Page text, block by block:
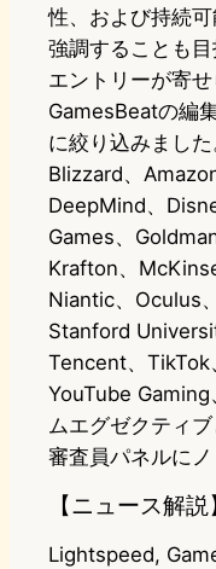
性、および持続
強調することも
エントリーが寄
GamesBeatの編
に絞り込みまし
Blizzard、
DeepMind、
Games、
Krafton、
Niantic、Oculus
Stanford
Tencent、TikTok
YouTube
ムエグゼクティ
審査員パネルにノ
【ニュース解説】
Lightspeed,